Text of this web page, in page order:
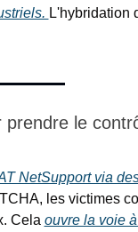
L'hybridation
le
NetSupport via
les victimes
Cela ouvre la voie